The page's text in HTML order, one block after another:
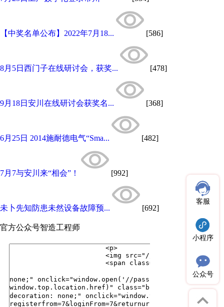
【中奖名单公布】2022年7月18... [586]
8月5日西门子在线研讨会，获奖... [478]
9月18日安川在线研讨会获奖名... [368]
6月25日 2014施耐德电气“Sma... [482]
7月7与安川来“相会”！ [992]
未卜先知防患未然设备故障预... [692]
官方公众号智造工程师
客服
小程序
公众号